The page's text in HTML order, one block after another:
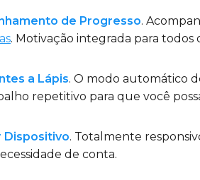
de Progresso.
. Motivação integrada para todos
a Lápis. O modo automático
repetitivo para que você
Dispositivo. Totalmente
de conta.